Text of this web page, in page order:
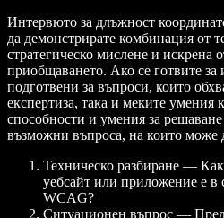
Интервюто за длъжност
да демонстрирате комбинация от
стратегическо мислене и искрена
приобщаването. Ако се готвите
подготвени за въпроси, които
експертиза, така и меките умения
способности и умения за
възможни въпроса, на които може
Техническо разбиране — Как
уебсайт или приложение е в
WCAG?
Ситуационен въпрос —